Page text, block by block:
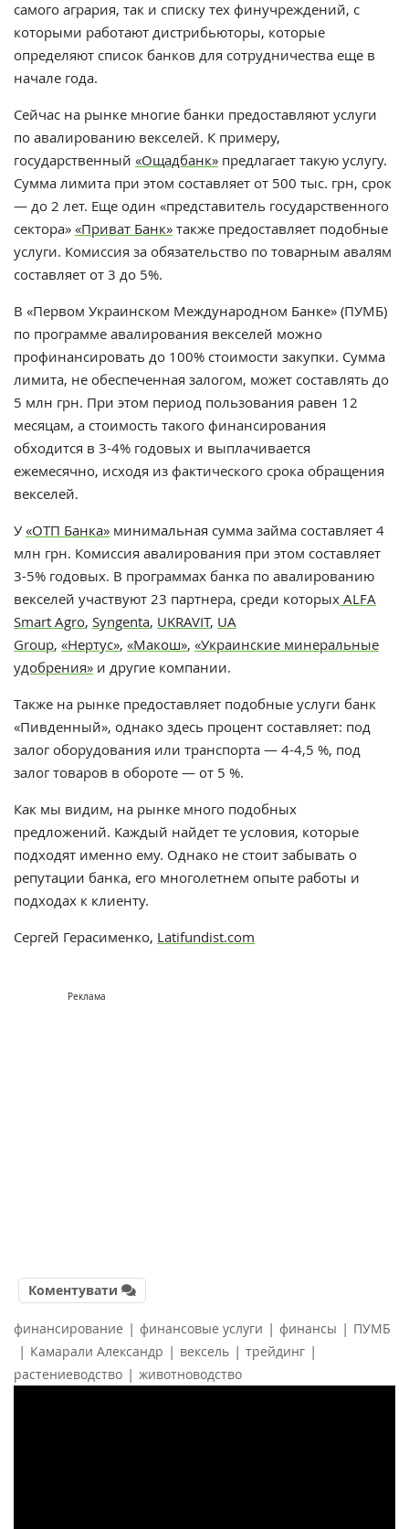
самого агрария, так и списку тех финучреждений, с
которыми работают дистрибьюторы, которые
определяют список банков для сотрудничества еще в
начале года.
Сейчас на рынке многие банки предоставляют услуги
по авалированию векселей. К примеру,
государственный ‎ «Ощадбанк» предлагает такую услугу.
Сумма лимита при этом составляет от 500 тыс. грн, срок
— до 2 лет. Еще один «‎представитель государственного
сектора‎»‎ ‎ «Приват Банк» также предоставляет подобные
услуги. Комиссия за обязательство по товарным авалям
составляет от 3 до 5%.
В «Первом Украинском Международном Банке» (ПУМБ)
по программе авалирования векселей можно
профинансировать до 100% стоимости закупки. Сумма
лимита, не обеспеченная залогом, может составлять до
5 млн грн. При этом период пользования равен 12
месяцам, а стоимость такого финансирования
обходится в 3-4% годовых и выплачивается
ежемесячно, исходя из фактического срока обращения
векселей.
У «ОТП Банка» минимальная сумма займа составляет 4
млн грн. Комиссия авалирования при этом составляет
3-5% годовых. В программах банка по авалированию
векселей участвуют 23 партнера, среди которых ALFA
Smart Agro, Syngenta, UKRAVIT, UA
Group, «Нертус», «Макош», «Украинские минеральные
удобрения» и другие компании.
Также на рынке предоставляет подобные услуги банк
«‎Пивденный», однако здесь процент составляет: под
залог оборудования или транспорта — 4-4,5 %, под
залог товаров в обороте — от 5 %.
Как мы видим, на рынке много подобных
предложений. Каждый найдет те условия, которые
подходят именно ему. Однако не стоит забывать о
репутации банка, его многолетнем опыте работы и
подходах к клиенту.
Сергей Герасименко, Latifundist.com
Реклама
Коментувати
финансирование | финансовые услуги | финансы | ПУМБ
| Камарали Александр | вексель | трейдинг |
растениеводство | животноводство